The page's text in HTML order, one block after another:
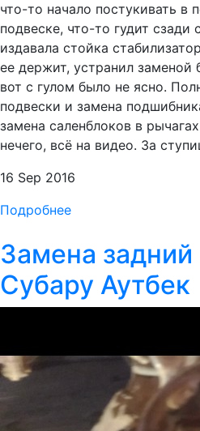
что-то начало постукивать в
подвеске, что-то гудит сзади
издавала стойка
ее держит, устранил заменой
вот с гулом было не ясно.
подвески и замена
замена саленблоков в
нечего, всё на видео. За
16 Sep 2016
Подробнее
Замена
Субару Аутбек